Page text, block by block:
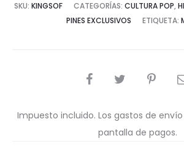
SKU: KINGSOF CATEGORÍAS: CULTURA POP,
PINES EXCLUSIVOS
ETIQUETA:
COMPARTIR
Impuesto incluido. Los gastos de
pantalla de pagos.